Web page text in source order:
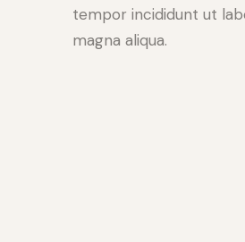
tempor incididunt ut
magna aliqua.